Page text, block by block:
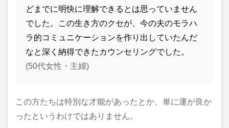
どまでに明快に理解できるとは思っていません
でした。この生き方のクセが、今の夫のモラハ
ラ的コミュニケーションを作り出していたんだ
なと深く納得できたカウンセリングでした。
(50代女性・主婦)
この方たちは特別な才能があったとか、単に運が良か
ったというわけではありません。